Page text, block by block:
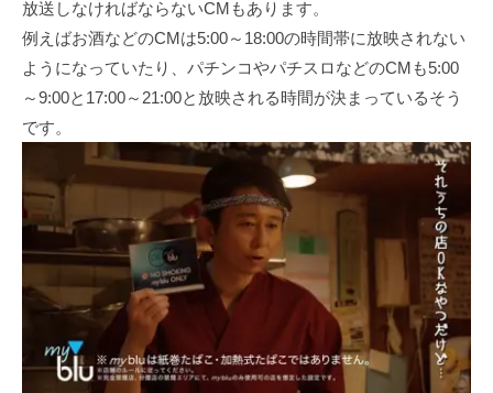
放送しなければならないCMもあります。
例えばお酒などのCMは5:00～18:00の時間帯に放映されない
ようになっていたり、パチンコやパチスロなどのCMも5:00
～9:00と17:00～21:00と放映される時間が決まっているそう
です。